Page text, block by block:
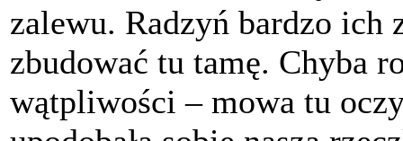
zalewu. Radzyń bardzo ich
zbudować tu tamę. Chyba
wątpliwości – mowa tu